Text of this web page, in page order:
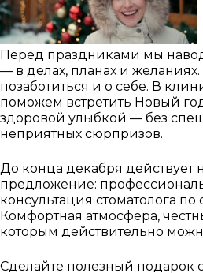
Перед праздниками мы
— в делах, планах и
позаботиться и о себе. В
поможем встретить Новый
здоровой улыбкой — без
неприятных сюрпризов.
До конца декабря действует
предложение:
консультация стоматолога
Комфортная атмосфера,
которым действительно
Сделайте полезный подарок